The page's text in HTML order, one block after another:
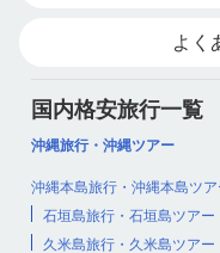
よく
国内格安旅行一覧
沖縄旅行・沖縄ツアー
沖縄本島旅行・沖縄本島ツア
石垣島旅行・石垣島ツアー
久米島旅行・久米島ツアー